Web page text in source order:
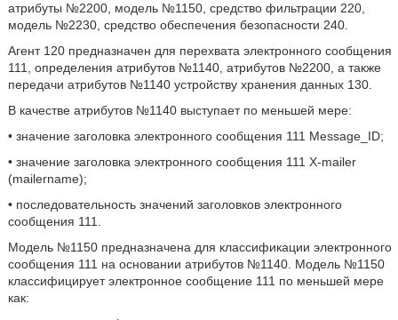
атрибуты №2200, модель №1150, средство фильтрации 220,
модель №2230, средство обеспечения безопасности 240.
Агент 120 предназначен для перехвата электронного сообщения
111, определения атрибутов №1140, атрибутов №2200, а также
передачи атрибутов №1140 устройству хранения данных 130.
В качестве атрибутов №1140 выступает по меньшей мере:
• значение заголовка электронного сообщения 111 Message_ID;
• значение заголовка электронного сообщения 111 X-mailer
(mailername);
• последовательность значений заголовков электронного
сообщения 111.
Модель №1150 предназначена для классификации электронного
сообщения 111 на основании атрибутов №1140. Модель №1150
классифицирует электронное сообщение 111 по меньшей мере
как: